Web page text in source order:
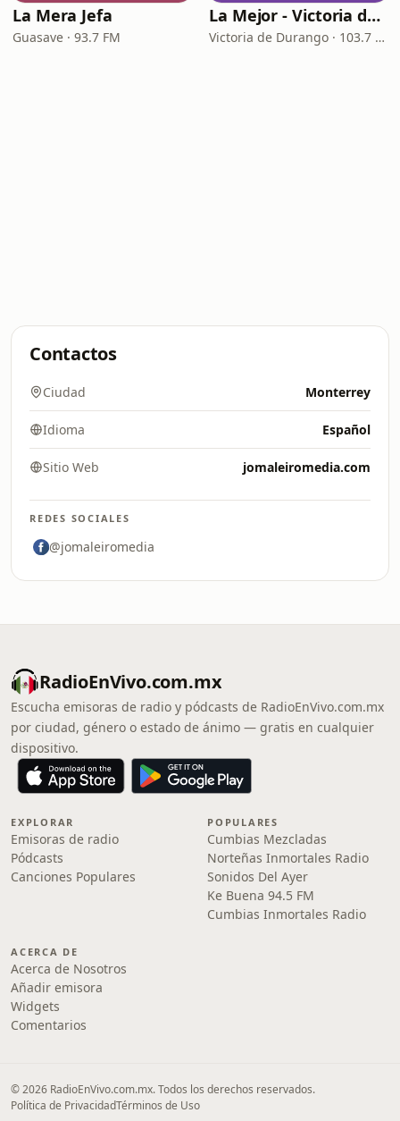
La Mera Jefa
Guasave · 93.7 FM
La Mejor - Victoria de Durango
Victoria de Durango · 103.7 FM - 760 AM
Contactos
Ciudad Monterrey
Idioma Español
Sitio Web jomaleiromedia.com
REDES SOCIALES
@jomaleiromedia
RadioEnVivo.com.mx
Escucha emisoras de radio y pódcasts de RadioEnVivo.com.mx
por ciudad, género o estado de ánimo — gratis en cualquier
dispositivo.
EXPLORAR
Emisoras de radio
Pódcasts
Canciones Populares
POPULARES
Cumbias Mezcladas
Norteñas Inmortales Radio
Sonidos Del Ayer
Ke Buena 94.5 FM
Cumbias Inmortales Radio
ACERCA DE
Acerca de Nosotros
Añadir emisora
Widgets
Comentarios
© 2026 RadioEnVivo.com.mx. Todos los derechos reservados.
Política de PrivacidadTérminos de Uso